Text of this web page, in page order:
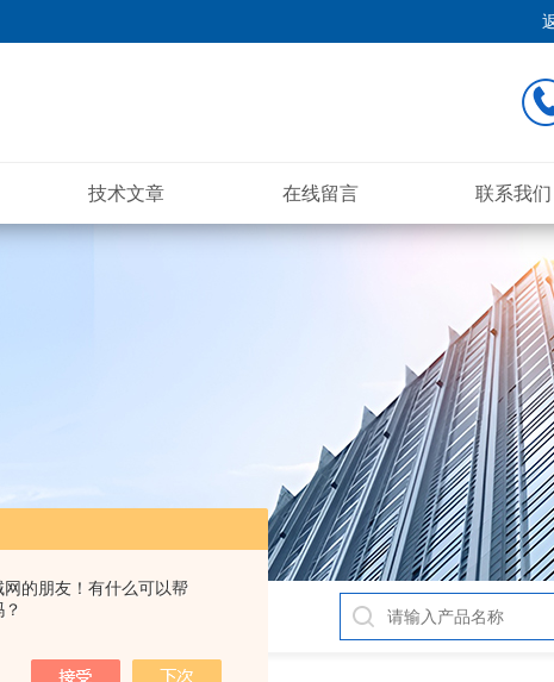
网的朋友！有什么可以帮
技术文章 在线留言 联系我们